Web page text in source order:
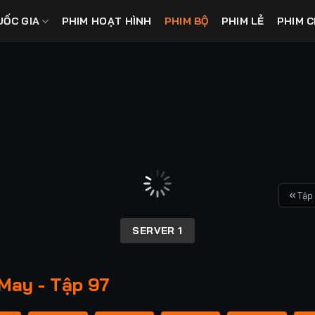
GIA PHIM HOẠT HÌNH PHIM BỘ PHIM LẺ PHIM
SERVER 1
- Tập 97